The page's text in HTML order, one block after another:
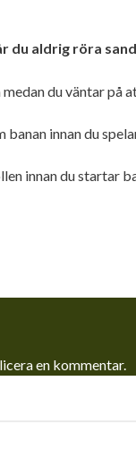
du aldrig röra
du väntar på
innan du
innan du startar
en kommentar.